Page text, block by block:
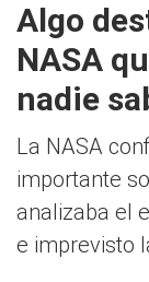
Algo
NASA
nadie
La NASA
importante
analizaba el
e imprevisto